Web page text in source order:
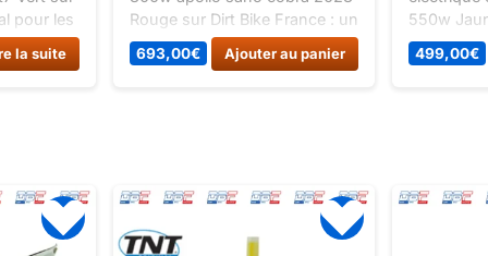
pour les
herbe,
équipé
la suite
Rouge sur Dirt Bike France : un
article classé Quads / enfants.
693,00€ Ajouter au panier
550w
enfants
maniable
499,00€